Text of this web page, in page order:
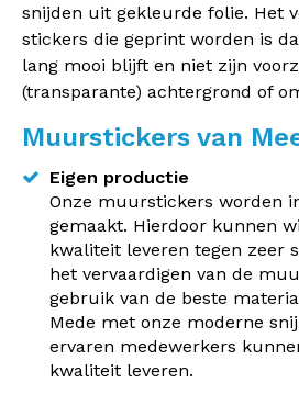
snijden uit gekleurde folie. Het
stickers die geprint worden is
lang mooi blijft en niet zijn
(transparante) achtergrond of
Muurstickers van
Eigen productie
Onze muurstickers worden
gemaakt. Hierdoor kunnen
kwaliteit leveren tegen zeer
het vervaardigen van de
gebruik van de beste
Mede met onze moderne
ervaren medewerkers
kwaliteit leveren.